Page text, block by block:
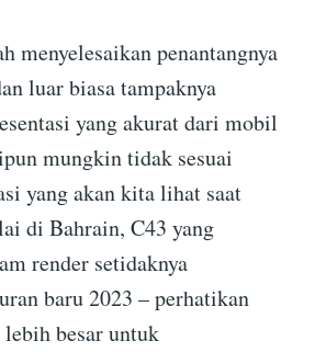
menyelesaikan penantangnya
luar biasa tampaknya
yang akurat dari mobil
mungkin tidak sesuai
yang akan kita lihat saat
di Bahrain, C43 yang
render setidaknya
baru 2023 – perhatikan
besar untuk